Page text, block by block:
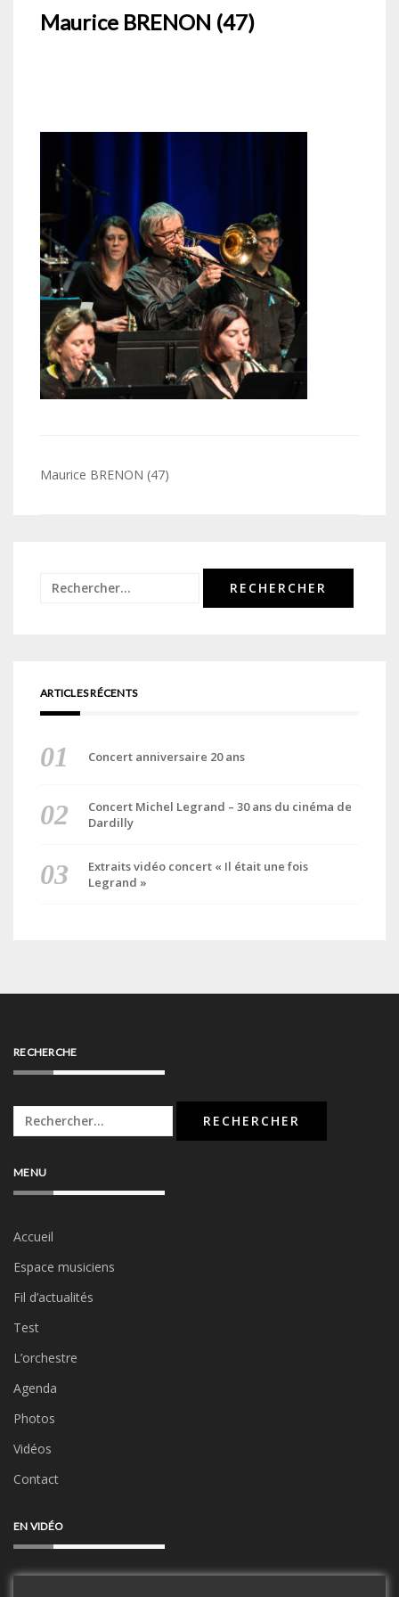
Maurice BRENON (47)
Navigation
Maurice BRENON (47)
Rechercher :
ARTICLES RÉCENTS
Concert anniversaire 20 ans
Concert Michel Legrand – 30 ans du cinéma de
Dardilly
Extraits vidéo concert « Il était une fois
Legrand »
RECHERCHE
Rechercher :
MENU
Accueil
Espace musiciens
Fil d’actualités
Test
L’orchestre
Agenda
Photos
Vidéos
Contact
EN VIDÉO